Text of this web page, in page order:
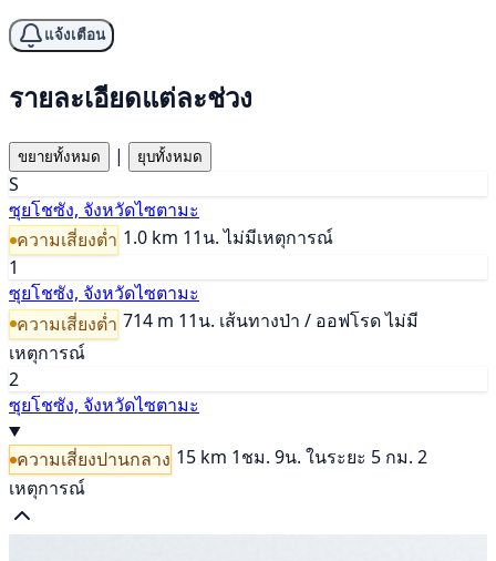
แจ้งเตือน
รายละเอียดแต่ละช่วง
ขยายทั้งหมด | ยุบทั้งหมด
S
ซุยโชซัง, จังหวัดไซตามะ
ความเสี่ยงต่ำ 1.0 km 11น. ไม่มีเหตุการณ์
1
ซุยโชซัง, จังหวัดไซตามะ
ความเสี่ยงต่ำ 714 m 11น. เส้นทางป่า / ออฟโรดไม่มี
เหตุการณ์
2
ซุยโชซัง, จังหวัดไซตามะ
ความเสี่ยงปานกลาง 15 km 1ชม. 9น. ในระยะ 5 กม. 2
เหตุการณ์